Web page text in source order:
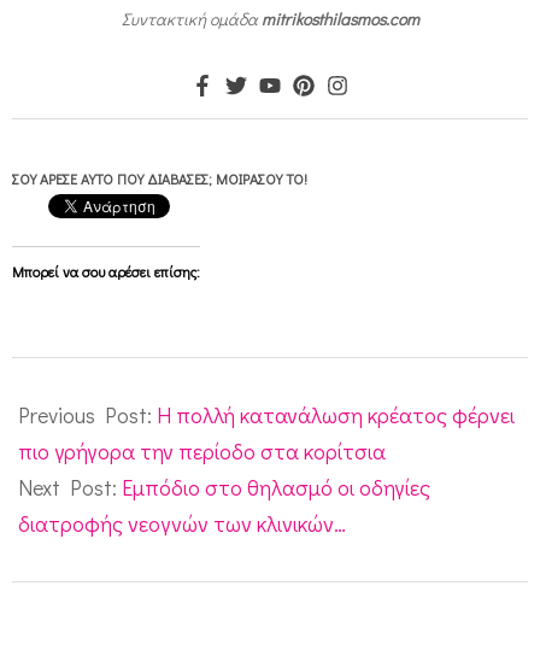
Συντακτική ομάδαmitrikosthilasmos.com
ΣΟΥ ΆΡΕΣΕ ΑΥΤΌ ΠΟΥ ΔΙΆΒΑΣΕΣ; ΜΟΙΡΆΣΟΥ ΤΟ!
Μπορεί να σου αρέσει επίσης:
06-
11
Previous Post: Η πολλή κατανάλωση κρέατος φέρνει
πιο γρήγορα την περίοδο στα κορίτσια
Next Post: Εμπόδιο στο θηλασμό οι οδηγίες
διατροφής νεογνών των κλινικών…